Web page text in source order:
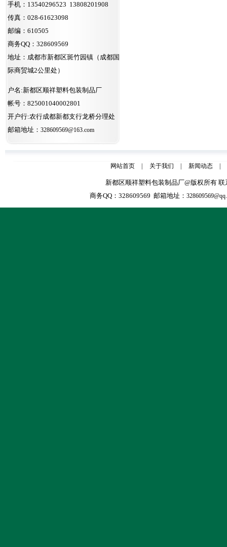
手机：13540296523 13808201908
传真：028-61623098
邮编：610505
商务QQ：328609569
地址：成都市新都区斑竹园镇（成都国
际商贸城2公里处）
户名:新都区顺祥塑料包装制品厂
帐号：825001040002801
开户行:农行成都新都支行龙桥分理处
邮箱地址： 328609569@163.com
网站首页 关于我们 新闻动态
新都区顺祥塑料包装制品厂@版权所有
商务QQ：328609569 邮箱地址：